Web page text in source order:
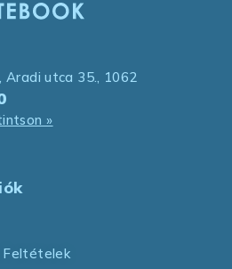
Aradi utca 35., 1062
»
Feltételek